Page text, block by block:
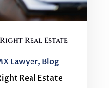
Real Estate
Lawyer, Blog
Real Estate